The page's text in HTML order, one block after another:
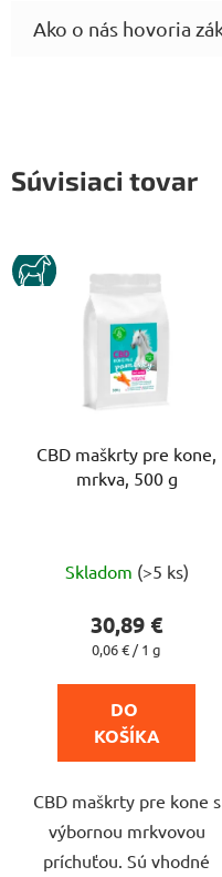
Súvisiaci tovar
KUN
CBD maškrty pre kone,
mrkva, 500 g
hodnotenie
je
z
5
hviezdičiek.
Skladom (>5 ks)
30,89 €
Jednotková
0,06 € / 1 g
DO
KOŠÍKA
CBD maškrty pre kone s
výbornou mrkvovou
príchuťou. Sú vhodné